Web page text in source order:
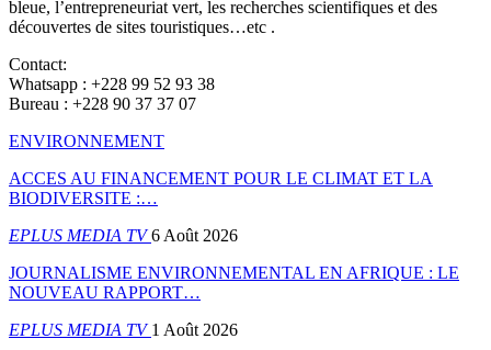
bleue, l’entrepreneuriat vert, les recherches scientifiques et des
découvertes de sites touristiques…etc .
Contact:
Whatsapp : +228 99 52 93 38
Bureau : +228 90 37 37 07
ENVIRONNEMENT
ACCES AU FINANCEMENT POUR LE CLIMAT ET LA
BIODIVERSITE :…
EPLUS MEDIA TV6 Août 2026
JOURNALISME ENVIRONNEMENTAL EN AFRIQUE : LE
NOUVEAU RAPPORT…
EPLUS MEDIA TV1 Août 2026